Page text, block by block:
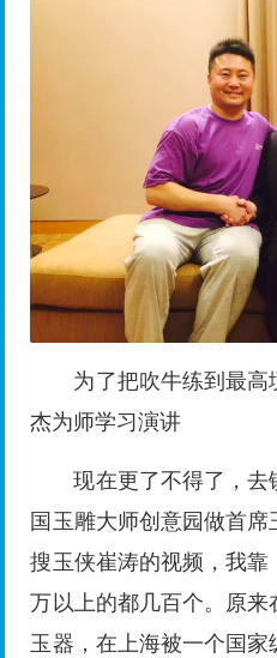
为了把吹牛练到最
现在更了不得了，
国玉雕大师创意园做首席
搜玉侠崔涛的视频，我靠
万以上的都几百个。原
玉器，在上海被一个国
便宜货的，这一下不得
以后就卖高端货，累死你